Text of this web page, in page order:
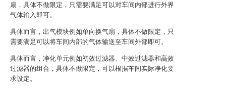
扇，具体不做限定，只需要满足可以对车间内部进行外界
气体输入即可。
具体而言，出气模块例如单向换气扇，具体不做限定，只
需要满足可以将车间内部的气体输送至车间外部即可。
具体而言，净化单元例如初效过滤器、中效过滤器和高效
过滤器的组合，具体不做限定，可以根据车间实际净化要
求设定。